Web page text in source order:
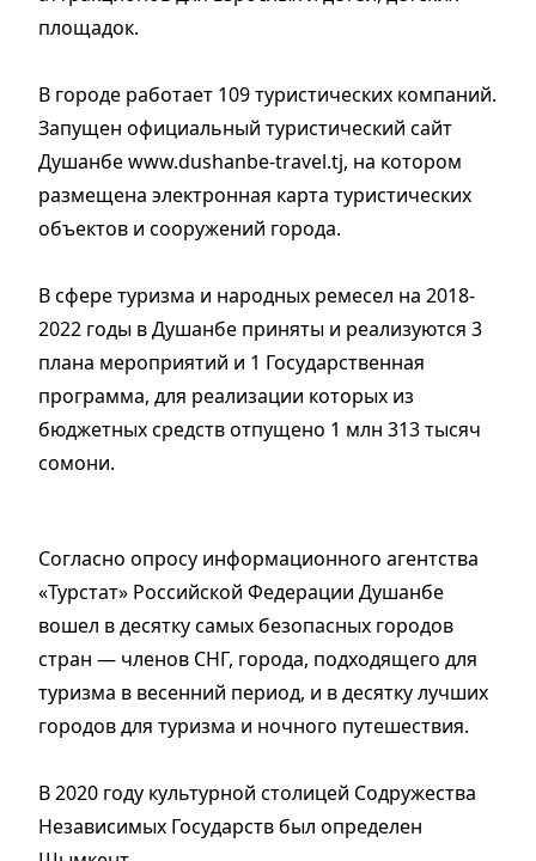
площадок.
В городе работает 109 туристических компаний.
Запущен официальный туристический сайт
Душанбе www.dushanbe-travel.tj, на котором
размещена электронная карта туристических
объектов и сооружений города.
В сфере туризма и народных ремесел на 2018-
2022 годы в Душанбе приняты и реализуются 3
плана мероприятий и 1 Государственная
программа, для реализации которых из
бюджетных средств отпущено 1 млн 313 тысяч
сомони.
Согласно опросу информационного агентства
«Турстат» Российской Федерации Душанбе
вошел в десятку самых безопасных городов
стран — членов СНГ, города, подходящего для
туризма в весенний период, и в десятку лучших
городов для туризма и ночного путешествия.
В 2020 году культурной столицей Содружества
Независимых Государств был определен